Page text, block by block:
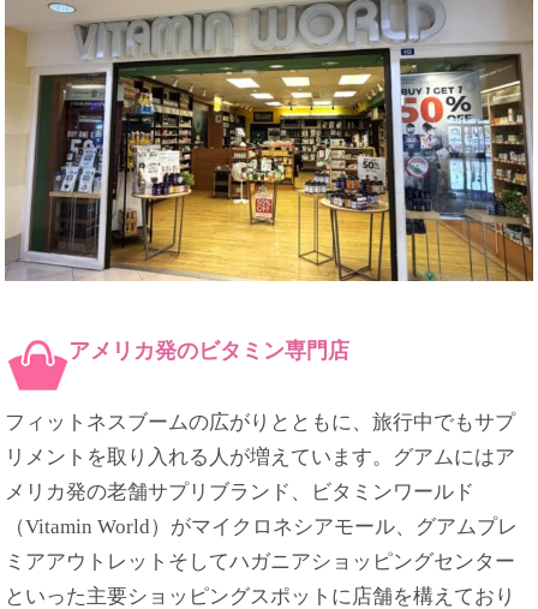
アメリカ発のビタミン専門店
フィットネスブームの広がりとともに、旅行中でもサプ
リメントを取り入れる人が増えています。グアムにはア
メリカ発の老舗サプリブランド、ビタミンワールド
（Vitamin World）がマイクロネシアモール、グアムプレ
ミアアウトレットそしてハガニアショッピングセンター
といった主要ショッピングスポットに店舗を構えており